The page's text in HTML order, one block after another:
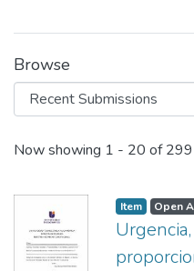
Browse
Recent Submissions
Now showing 1 - 20 of 299
Item Open